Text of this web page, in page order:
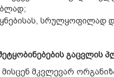
სრულყოფილად
გაცვლის
მკვლევარ